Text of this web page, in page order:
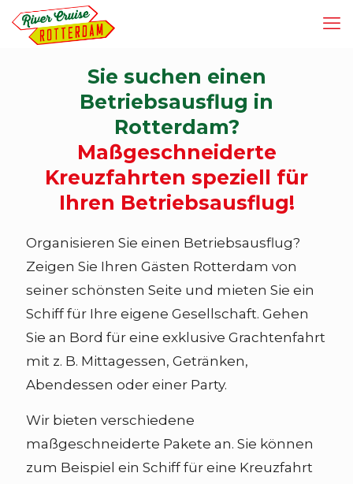
Sie suchen einen
Betriebsausflug in
Rotterdam?
Maßgeschneiderte
Kreuzfahrten speziell für
Ihren Betriebsausflug!
Organisieren Sie einen Betriebsausflug?
Zeigen Sie Ihren Gästen Rotterdam von
seiner schönsten Seite und mieten Sie ein
Schiff für Ihre eigene Gesellschaft. Gehen
Sie an Bord für eine exklusive Grachtenfahrt
mit z. B. Mittagessen, Getränken,
Abendessen oder einer Party.
Wir bieten verschiedene
maßgeschneiderte Pakete an. Sie können
zum Beispiel ein Schiff für eine Kreuzfahrt